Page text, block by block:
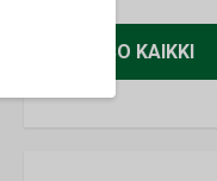
KATSO KAIKKI